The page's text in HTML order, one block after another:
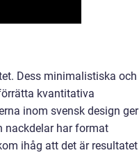
Dess minimalistiska och
kvantitativa
inom svensk design ger
nackdelar har format
ihåg att det är resultatet